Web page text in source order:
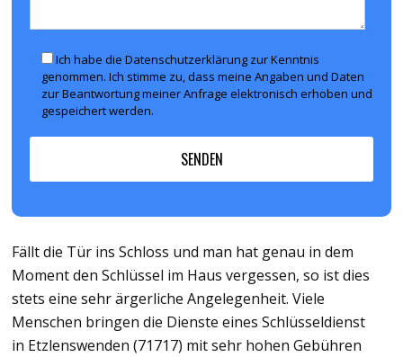
Ich habe die Datenschutzerklärung zur Kenntnis
genommen. Ich stimme zu, dass meine Angaben und Daten
zur Beantwortung meiner Anfrage elektronisch erhoben und
gespeichert werden.
Fällt die Tür ins Schloss und man hat genau in dem
Moment den Schlüssel im Haus vergessen, so ist dies
stets eine sehr ärgerliche Angelegenheit. Viele
Menschen bringen die Dienste eines Schlüsseldienst
in Etzlenswenden (71717) mit sehr hohen Gebühren